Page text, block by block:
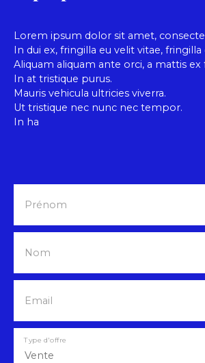
extérieure ainsi que de fenêtres
énergétique. Des travaux de
permettront de révéler tout le
maison et de la personnaliser selon
l’extérieur, vous profiterez d’un
entièrement clos et arboré,
verdure propice à la détente et à la
Lorem ipsum dolor sit amet,
In dui ex, fringilla eu velit vitae,
Aliquam aliquam ante orci, a mattis ex
In at tristique purus.
Mauris vehicula ultricies viverra.
Ut tristique nec nunc nec tempor.
In ha
Prénom
Nom
Email
Vente
Type d'offre